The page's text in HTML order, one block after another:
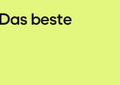
beste